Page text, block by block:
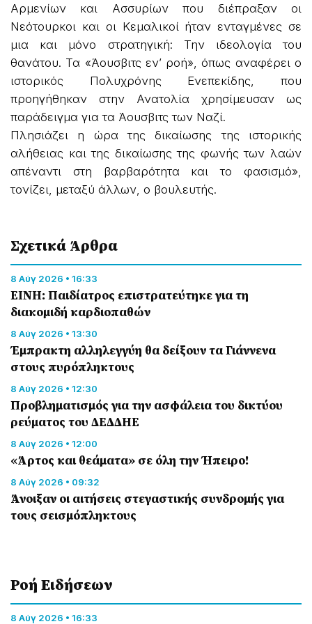
Αρμενίων και Ασσυρίων που διέπραξαν οι
Νεότουρκοι και οι Κεμαλικοί ήταν ενταγμένες σε
μια και μόνο στρατηγική: Την ιδεολογία του
θανάτου. Τα «Άουσβιτς εν’ ροή», όπως αναφέρει ο
ιστορικός Πολυχρόνης Ενεπεκίδης, που
προηγήθηκαν στην Ανατολία χρησίμευσαν ως
παράδειγμα για τα Άουσβιτς των Ναζί.
Πλησιάζει η ώρα της δικαίωσης της ιστορικής
αλήθειας και της δικαίωσης της φωνής των λαών
απέναντι στη βαρβαρότητα και το φασισμό»,
τονίζει, μεταξύ άλλων, ο βουλευτής.
Σχετικά Άρθρα
8 Αύγ 2026 • 16:33
ΕΙΝΗ: Παιδίατρος επιστρατεύτηκε για τη
διακομιδή καρδιοπαθών
8 Αύγ 2026 • 13:30
Έμπρακτη αλληλεγγύη θα δείξουν τα Γιάννενα
στους πυρόπληκτους
8 Αύγ 2026 • 12:30
Προβληματισμός για την ασφάλεια του δικτύου
ρεύματος του ΔΕΔΔΗΕ
8 Αύγ 2026 • 12:00
«Άρτος και θεάματα» σε όλη την Ήπειρο!
8 Αύγ 2026 • 09:32
Άνοιξαν οι αιτήσεις στεγαστικής συνδρομής για
τους σεισμόπληκτους
Ροή Eιδήσεων
8 Αύγ 2026 • 16:33